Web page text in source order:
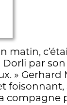
matin,
Dorli par
» Gerhard
foisonnant,
compagne